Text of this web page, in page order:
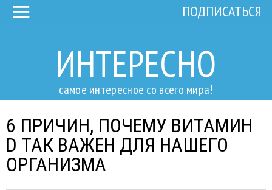
ИНТЕРЕСНО
самое интересное со всего мира!
ПОДПИСАТЬСЯ
6 ПРИЧИН, ПОЧЕМУ ВИТАМИН
D ТАК ВАЖЕН ДЛЯ НАШЕГО
ОРГАНИЗМА